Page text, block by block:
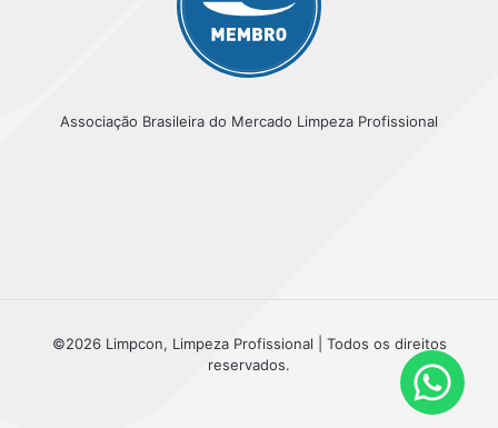
Associação Brasileira do Mercado Limpeza Profissional
©2026 Limpcon, Limpeza Profissional | Todos os direitos
reservados.